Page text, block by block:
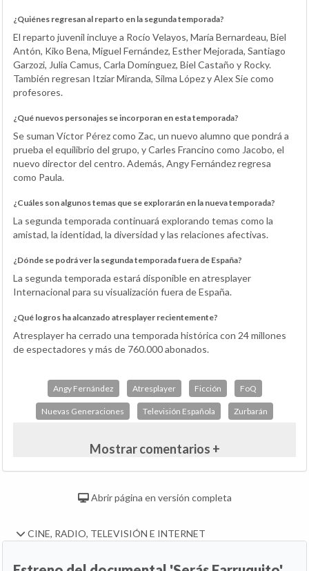
¿Quiénes regresan al reparto en la segunda temporada?
El reparto juvenil incluye a Rocío Velayos, María Bernardeau, Biel
Antón, Kiko Bena, Miguel Fernández, Esther Mejorada, Santiago
Garzozi, Julia Camus, Carla Domínguez, Biel Castaño y Rocky.
También regresan Itziar Miranda, Silma López y Alex Sie como
profesores.
¿Qué nuevos personajes se incorporan en esta temporada?
Se suman Víctor Pérez como Zac, un nuevo alumno que pondrá a
prueba el equilibrio del grupo, y Carles Francino como Jacobo, el
nuevo director del centro. Además, Angy Fernández regresa
como Paula.
¿Cuáles son algunos temas que se explorarán en la nueva temporada?
La segunda temporada continuará explorando temas como la
amistad, la identidad, la diversidad y las relaciones afectivas.
¿Dónde se podrá ver la segunda temporada fuera de España?
La segunda temporada estará disponible en atresplayer
Internacional para su visualización fuera de España.
¿Qué logros ha alcanzado atresplayer recientemente?
Atresplayer ha cerrado una temporada histórica con 24 millones
de espectadores y más de 760.000 abonados.
Angy Fernández Atresplayer Ficción FoQ
Nuevas Generaciones Televisión Española Zurbarán
Mostrar comentarios +
Abrir página en versión completa
CINE, RADIO, TELEVISIÓN E INTERNET